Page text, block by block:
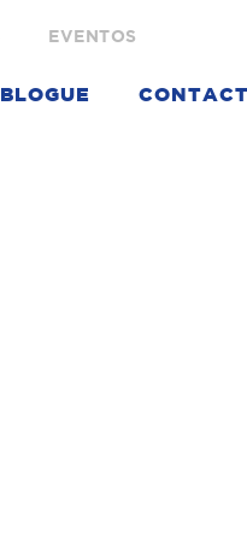
EVENTOS
BLOGUE